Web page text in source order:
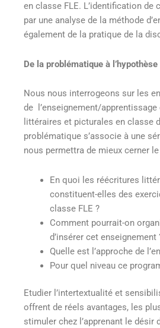
en classe FLE. L’identification de
par une analyse de la méthode
également de la pratique de la
De la problématique à l’hypothèse
Nous nous interrogeons sur les
de l’enseignement/apprentissage
littéraires et picturales en classe
problématique s’associe à une
nous permettra de mieux cerner
En quoi les réécritures
constituent-elles des
classe FLE ?
Comment pourrait-on
d’insérer cet enseignement
Quelle est l’approche de
Pour quel niveau ce
Etudier l’intertextualité et
offrent de réels avantages, les
stimuler chez l’apprenant le désir